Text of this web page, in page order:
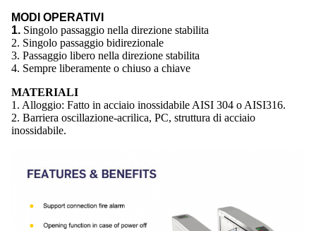
MODI OPERATIVI
1. Singolo passaggio nella direzione stabilita
2. Singolo passaggio bidirezionale
3. Passaggio libero nella direzione stabilita
4. Sempre liberamente o chiuso a chiave
MATERIALI
1. Alloggio: Fatto in acciaio inossidabile AISI 304 o AISI316.
2. Barriera oscillazione-acrilica, PC, struttura di acciaio
inossidabile.